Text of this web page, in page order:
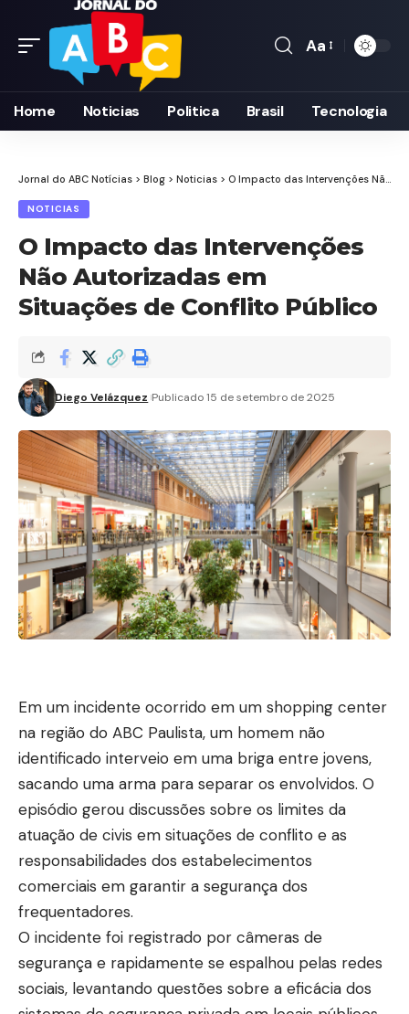
Font
Aa
Home Noticias Politica Brasil Tecnologia
Jornal do ABC Notícias > Blog > Noticias > O Impacto das Intervenções Não Autorizadas em Situações de Conflito Público
NOTICIAS
O Impacto das Intervenções
Não Autorizadas em
Situações de Conflito Público
Diego Velázquez Publicado 15 de setembro de 2025
Em um incidente ocorrido em um shopping center
na região do ABC Paulista, um homem não
identificado interveio em uma briga entre jovens,
sacando uma arma para separar os envolvidos. O
episódio gerou discussões sobre os limites da
atuação de civis em situações de conflito e as
responsabilidades dos estabelecimentos
comerciais em garantir a segurança dos
frequentadores.
O incidente foi registrado por câmeras de
segurança e rapidamente se espalhou pelas redes
sociais, levantando questões sobre a eficácia dos